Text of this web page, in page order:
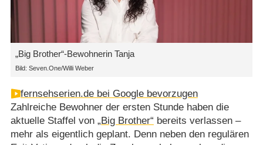
„Big Brother“-Bewohnerin Tanja
Bild: Seven.One/Willi Weber
fernsehserien.de bei Google bevorzugen
Zahlreiche Bewohner der ersten Stunde haben die
aktuelle Staffel von „Big Brother“ bereits verlassen –
mehr als eigentlich geplant. Denn neben den regulären